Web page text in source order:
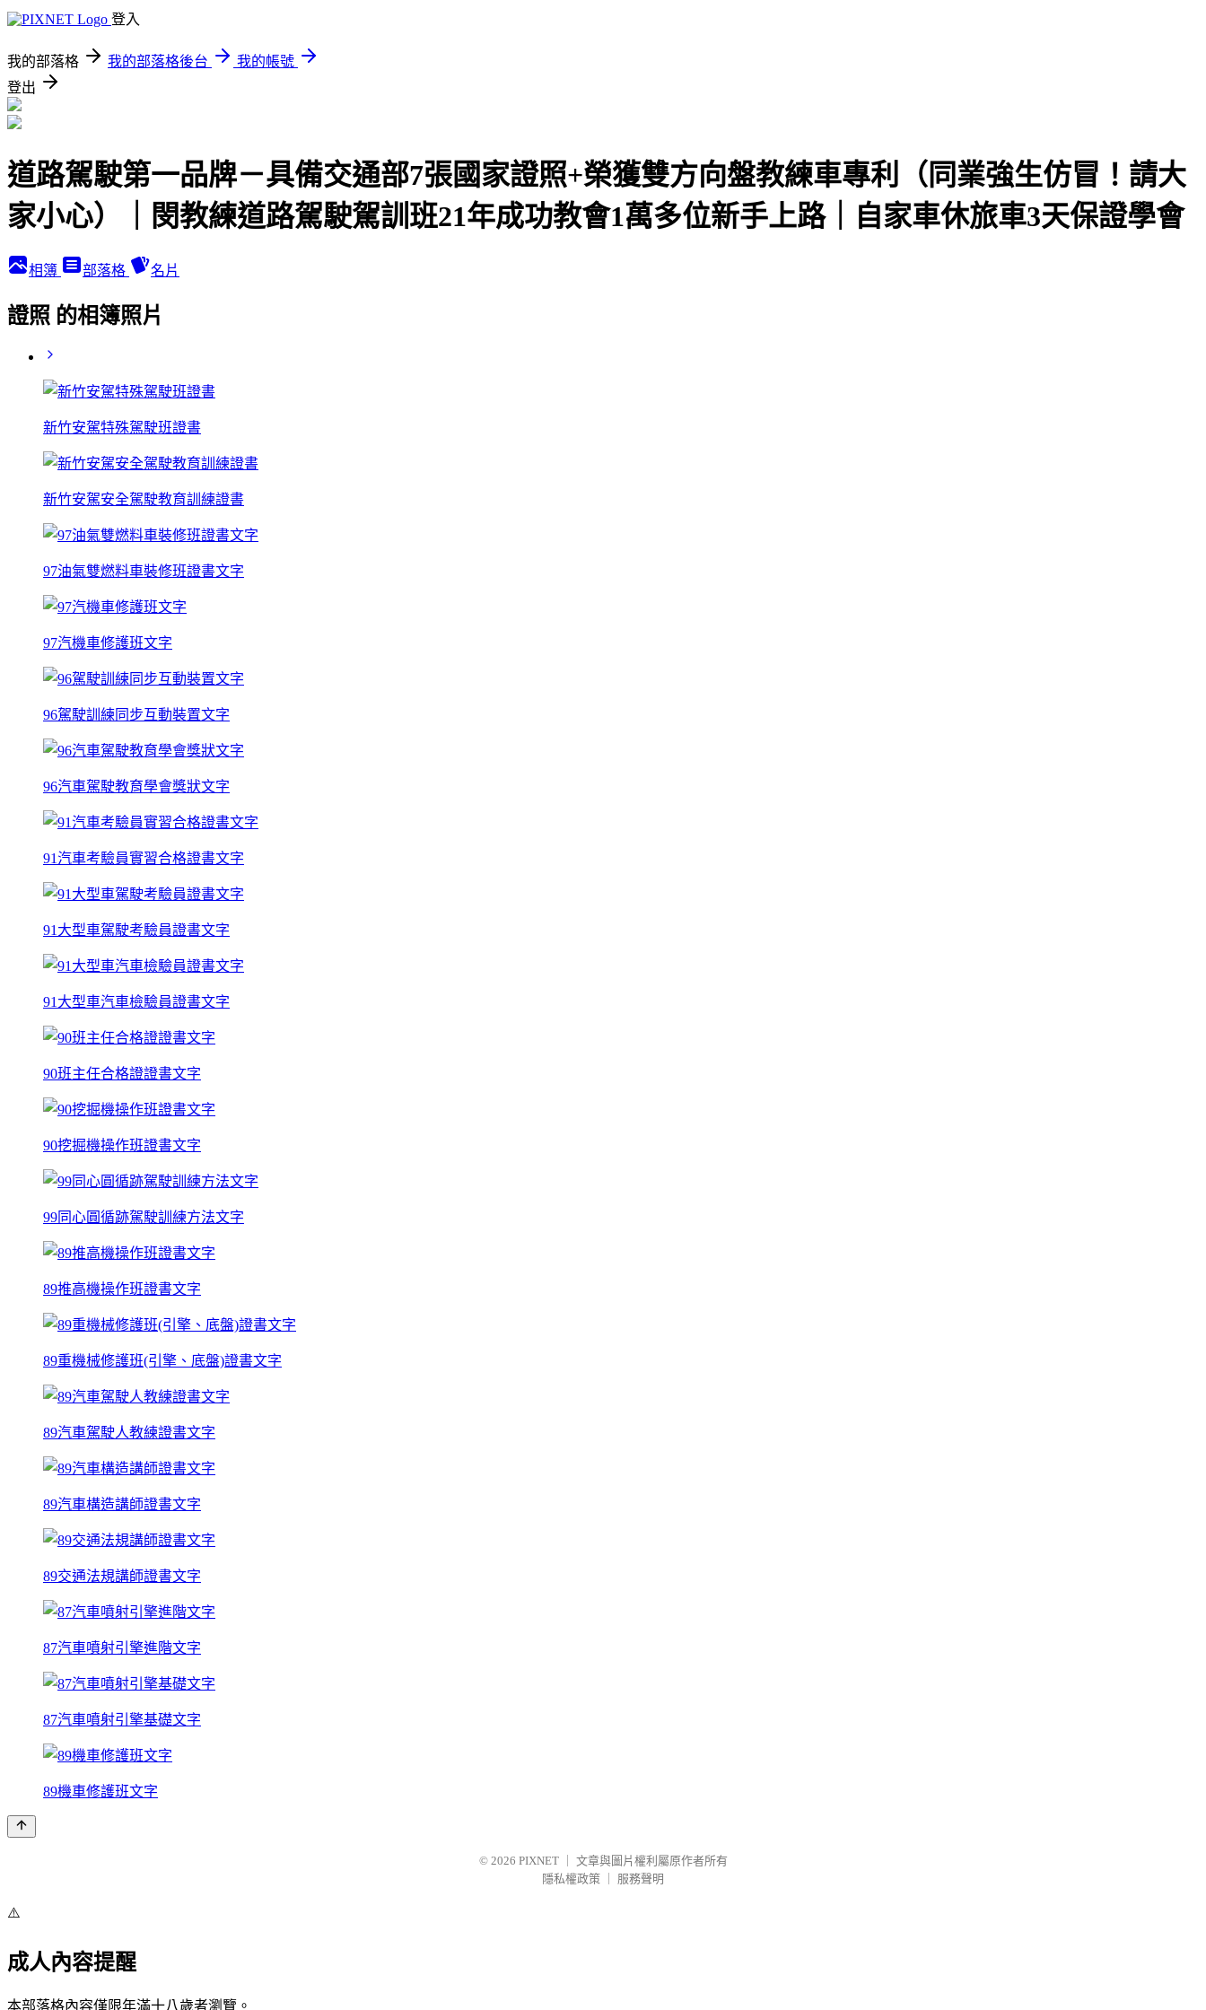
登入
我的部落格 我的部落格後台
我的帳號
登出
道路駕駛第一品牌－具備交通部7張國家證照+榮獲雙方向盤教練車專利（同業強生仿冒！請大
家小心）｜閔教練道路駕駛駕訓班21年成功教會1萬多位新手上路｜自家車休旅車3天保證學會
相簿 部落格 名片
證照 的相簿照片
新竹安駕特殊駕駛班證書
新竹安駕安全駕駛教育訓練證書
97油氣雙燃料車裝修班證書文字
97汽機車修護班文字
96駕駛訓練同步互動裝置文字
96汽車駕駛教育學會獎狀文字
91汽車考驗員實習合格證書文字
91大型車駕駛考驗員證書文字
91大型車汽車檢驗員證書文字
90班主任合格證證書文字
90挖掘機操作班證書文字
99同心圓循跡駕駛訓練方法文字
89推高機操作班證書文字
89重機械修護班(引擎、底盤)證書文字
89汽車駕駛人教練證書文字
89汽車構造講師證書文字
89交通法規講師證書文字
87汽車噴射引擎進階文字
87汽車噴射引擎基礎文字
89機車修護班文字
© 2026 PIXNET
文章與圖片權利屬原作者所有
隱私權政策
服務聲明
⚠️
成人內容提醒
本部落格內容僅限年滿十八歲者瀏覽。